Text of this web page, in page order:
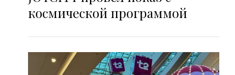
космической программой